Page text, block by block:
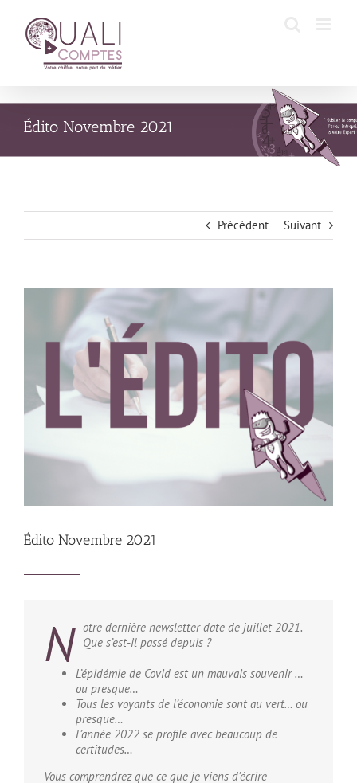
contenu
Édito Novembre 2021
Précédent Suivant
Édito Novembre 2021
N otre dernière newsletter date de juillet 2021.
Que s’est-il passé depuis ?
L’épidémie de Covid est un mauvais souvenir …
ou presque…
Tous les voyants de l’économie sont au vert… ou
presque…
L’année 2022 se profile avec beaucoup de
certitudes…
Vous comprendrez que ce que je viens d’écrire